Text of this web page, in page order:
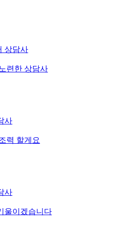
상담사
련한 상담사
사
력 할게요
사
울이겠습니다